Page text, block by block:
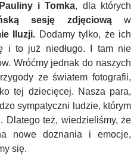
i Tomka, dla których
sesję zdjęciowąw
Iluzji. Dodamy tylko, że ich
i to już niedługo. I tam nie
. Wróćmy jednak do naszych
ze światem fotografii,
tej dziecięcej. Nasza para,
sympatyczni ludzie, którym
Dlatego też, wiedzieliśmy, że
nowe doznania i emocje,
się.